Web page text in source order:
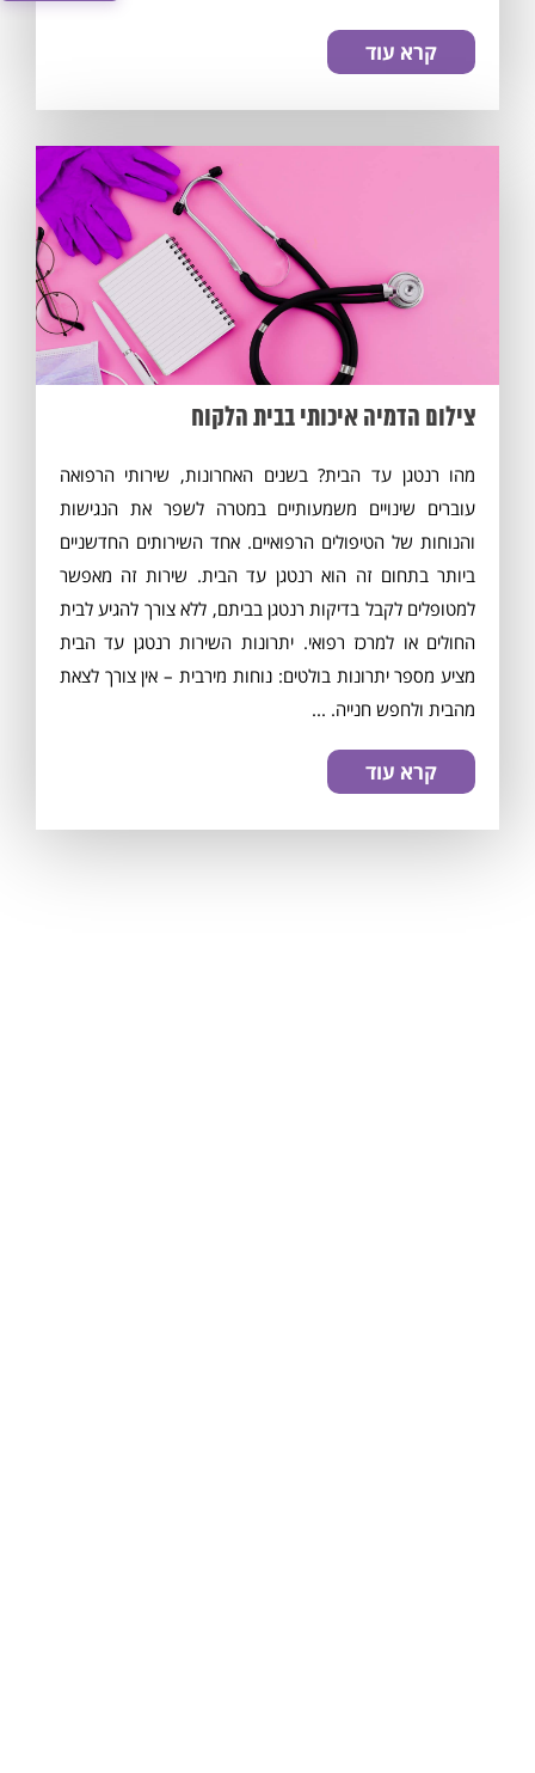
קרא עוד
צילום הדמיה איכותי בבית הלקוח
מהו רנטגן עד הבית? בשנים האחרונות, שירותי הרפואה
עוברים שינויים משמעותיים במטרה לשפר את הנגישות
והנוחות של הטיפולים הרפואיים. אחד השירותים החדשניים
ביותר בתחום זה הוא רנטגן עד הבית. שירות זה מאפשר
למטופלים לקבל בדיקות רנטגן בביתם, ללא צורך להגיע לבית
החולים או למרכז רפואי. יתרונות השירות רנטגן עד הבית
מציע מספר יתרונות בולטים: נוחות מירבית – אין צורך לצאת
מהבית ולחפש חנייה. ...
קרא עוד